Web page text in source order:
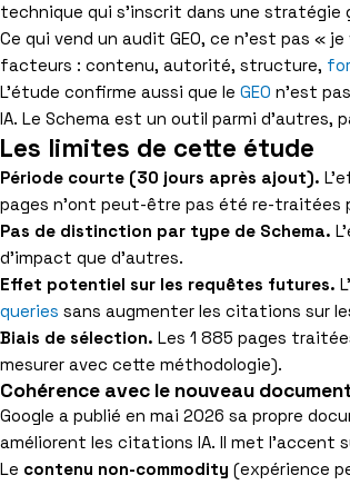
technique qui s’inscrit dans une stratégie
Ce qui vend un audit GEO, ce n’est pas «
facteurs : contenu, autorité, structure,
L’étude confirme aussi que le GEO n’est
IA. Le Schema est un outil parmi d’autres,
Les limites de cette étude
Période courte (30 jours après ajout).
pages n’ont peut-être pas été re-traitées
Pas de distinction par type de Schema.
d’impact que d’autres.
Effet potentiel sur les requêtes futures.
queries sans augmenter les citations sur
Biais de sélection. Les 1 885 pages
mesurer avec cette méthodologie).
Cohérence avec le nouveau
Google a publié en mai 2026 sa propre
améliorent les citations IA. Il met l’accent
Le contenu non-commodity (expérience